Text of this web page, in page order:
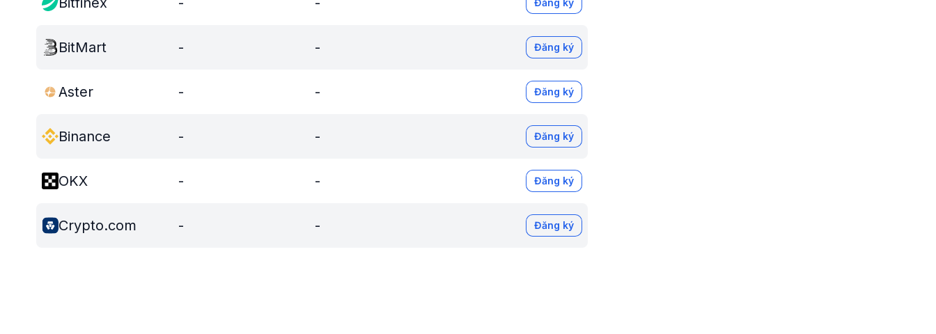
Đăng ký
BitMart - - Đăng ký
Aster - - Đăng ký
Binance - - Đăng ký
OKX - - Đăng ký
Crypto.com - - Đăng ký